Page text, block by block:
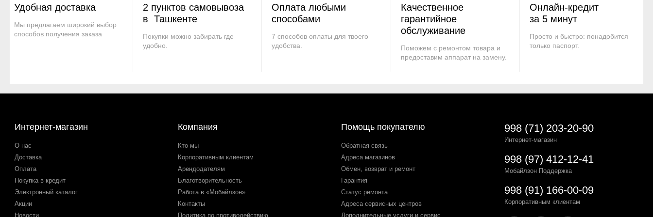
Удобная доставка
Мы предлагаем широкий выбор
способов получения заказа
2 пунктов самовывоза
в Ташкенте
Покупки можно забирать где
удобно.
Оплата любыми
способами
7 способов оплаты для твоего
удобства.
Качественное
гарантийное
обслуживание
Поможем с ремонтом товара и
предоставим аппарат на замену.
Онлайн-кредит
за 5 минут
Просто и быстро: понадобится
только паспорт.
Интернет-магазин
О нас
Доставка
Оплата
Покупка в кредит
Электронный каталог
Акции
Новости
Компания
Кто мы
Корпоративным клиентам
Арендодателям
Благотворительность
Работа в «Мобайлзон»
Контакты
Политика по противодействию
Помощь покупателю
Обратная связь
Адреса магазинов
Обмен, возврат и ремонт
Гарантия
Статус ремонта
Адреса сервисных центров
Дополнительные услуги и сервис
998 (71) 203-20-90
Интернет-магазин
998 (97) 412-12-41
Мобайлзон Поддержка
998 (91) 166-00-09
Корпоративным клиентам